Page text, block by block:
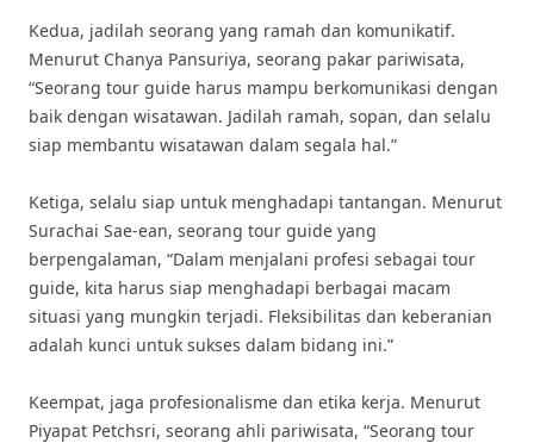
Kedua, jadilah seorang yang ramah dan komunikatif.
Menurut Chanya Pansuriya, seorang pakar pariwisata,
“Seorang tour guide harus mampu berkomunikasi dengan
baik dengan wisatawan. Jadilah ramah, sopan, dan selalu
siap membantu wisatawan dalam segala hal.”
Ketiga, selalu siap untuk menghadapi tantangan. Menurut
Surachai Sae-ean, seorang tour guide yang
berpengalaman, “Dalam menjalani profesi sebagai tour
guide, kita harus siap menghadapi berbagai macam
situasi yang mungkin terjadi. Fleksibilitas dan keberanian
adalah kunci untuk sukses dalam bidang ini.”
Keempat, jaga profesionalisme dan etika kerja. Menurut
Piyapat Petchsri, seorang ahli pariwisata, “Seorang tour